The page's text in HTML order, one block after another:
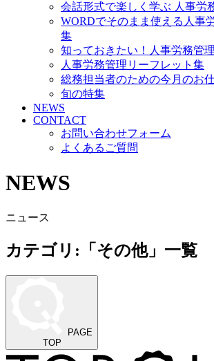
会話形式で楽しく学ぶ 人事労
WORDでそのまま使える人事
集
知っておきたい！人事労務管
人事労務管理リーフレット集
総務担当者のための今月のお
旬の特集
NEWS
CONTACT
お問い合わせフォーム
よくあるご質問
NEWS
ニュース
カテゴリ:「その他」一覧
PAGE
TOP